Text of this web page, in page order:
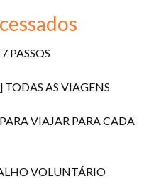
PASSOS
TODAS AS VIAGENS
VIAJAR PARA CADA
VOLUNTÁRIO